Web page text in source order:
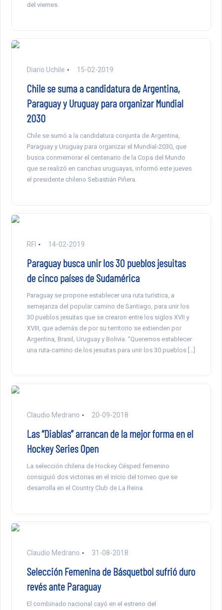
del viernes.
Diario Uchile 15-02-2019
Chile se suma a candidatura de Argentina,
Paraguay y Uruguay para organizar Mundial
2030
Chile se sumó a la candidatura conjunta de Argentina,
Paraguay y Uruguay para organizar el Mundial-2030, que
busca conmemorar el centenario de la Copa del Mundo
que se realizó en canchas uruguayas, informó este jueves
el presidente chileno Sebastián Piñera.
RFI 14-02-2019
Paraguay busca unir los 30 pueblos jesuitas
de cinco países de Sudamérica
Paraguay se propone establecer una ruta turística, a
semejanza del popular camino de Santiago, para unir los
30 pueblos jesuitas que se crearon entre los siglos XVII y
XVIII, que además de por su territorio se extienden por
Argentina, Brasil, Uruguay y Bolivia. “Queremos establecer
una ruta-camino de los jesuitas para unir los 30 pueblos […]
Claudio Medrano 20-09-2018
Las “Diablas” arrancan de la mejor forma en el
Hockey Series Open
La selección chilena de Hockey Césped femenino
consiguió dos victorias en el inicio del torneo que se
desarrolla en el Country Club de La Reina.
Claudio Medrano 31-08-2018
Selección Femenina de Básquetbol sufrió duro
revés ante Paraguay
El combinado nacional cayó en el estreno del